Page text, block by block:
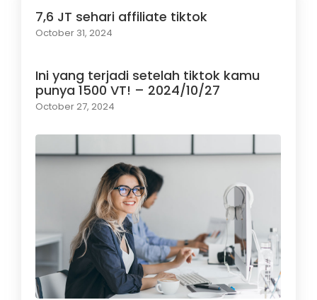
7,6 JT sehari affiliate tiktok
October 31, 2024
Ini yang terjadi setelah tiktok kamu
punya 1500 VT! – 2024/10/27
October 27, 2024